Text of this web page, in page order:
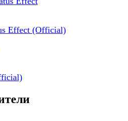
Effect (Official)